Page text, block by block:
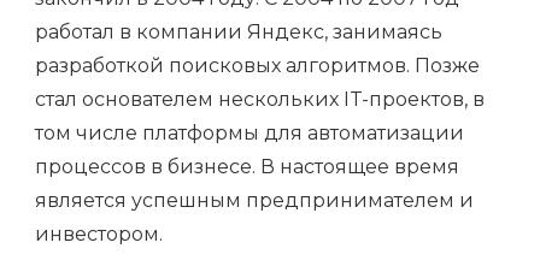
работал в компании Яндекс, занимаясь
разработкой поисковых алгоритмов. Позже
стал основателем нескольких IT-проектов, в
том числе платформы для автоматизации
процессов в бизнесе. В настоящее время
является успешным предпринимателем и
инвестором.